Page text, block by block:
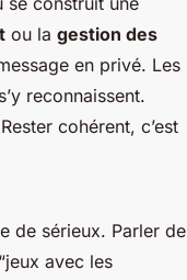
ou la gestion des
en privé. Les
reconnaissent.
cohérent, c’est
de sérieux. Parler de
avec les